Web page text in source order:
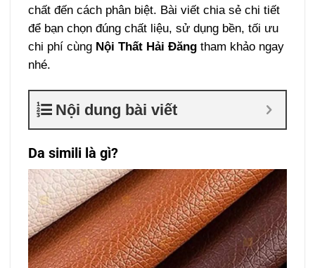
chất đến cách phân biệt. Bài viết chia sẻ chi tiết
để bạn chọn đúng chất liệu, sử dụng bền, tối ưu
chi phí cùng Nội Thất Hải Đăng tham khảo ngay
nhé.
Nội dung bài viết
Da simili là gì?